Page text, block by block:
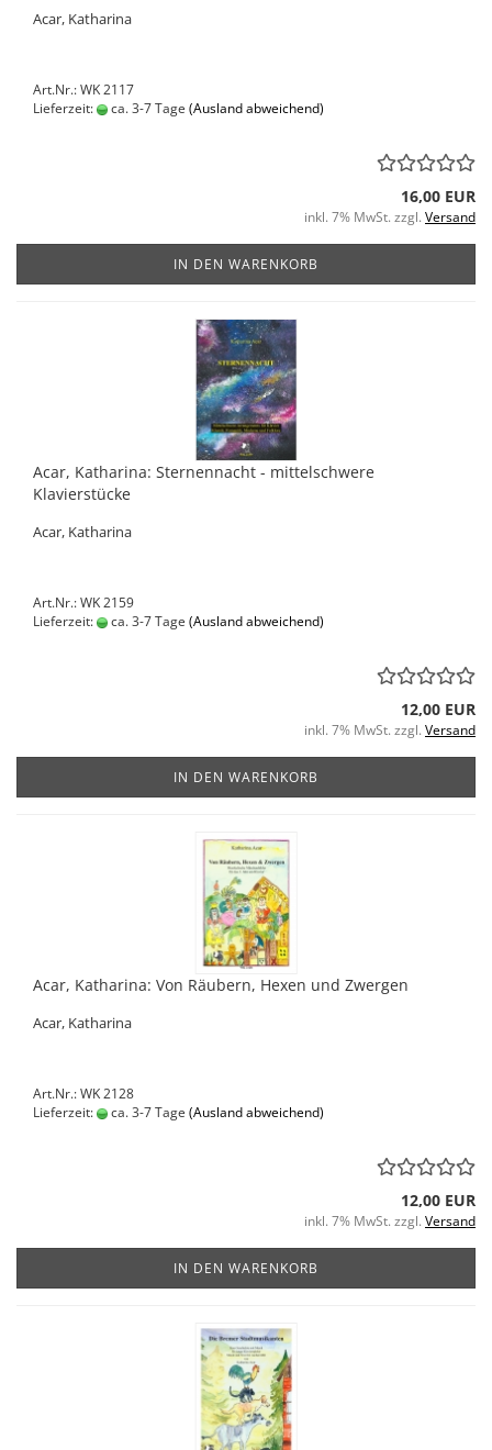
Acar, Katharina
Art.Nr.: WK 2117
Lieferzeit:
ca. 3-7 Tage (Ausland abweichend)
16,00 EUR
inkl. 7% MwSt. zzgl. Versand
IN DEN WARENKORB
Acar, Katharina: Sternennacht - mittelschwere
Klavierstücke
Acar, Katharina
Art.Nr.: WK 2159
Lieferzeit:
ca. 3-7 Tage (Ausland abweichend)
12,00 EUR
inkl. 7% MwSt. zzgl. Versand
IN DEN WARENKORB
Acar, Katharina: Von Räubern, Hexen und Zwergen
Acar, Katharina
Art.Nr.: WK 2128
Lieferzeit:
ca. 3-7 Tage (Ausland abweichend)
12,00 EUR
inkl. 7% MwSt. zzgl. Versand
IN DEN WARENKORB